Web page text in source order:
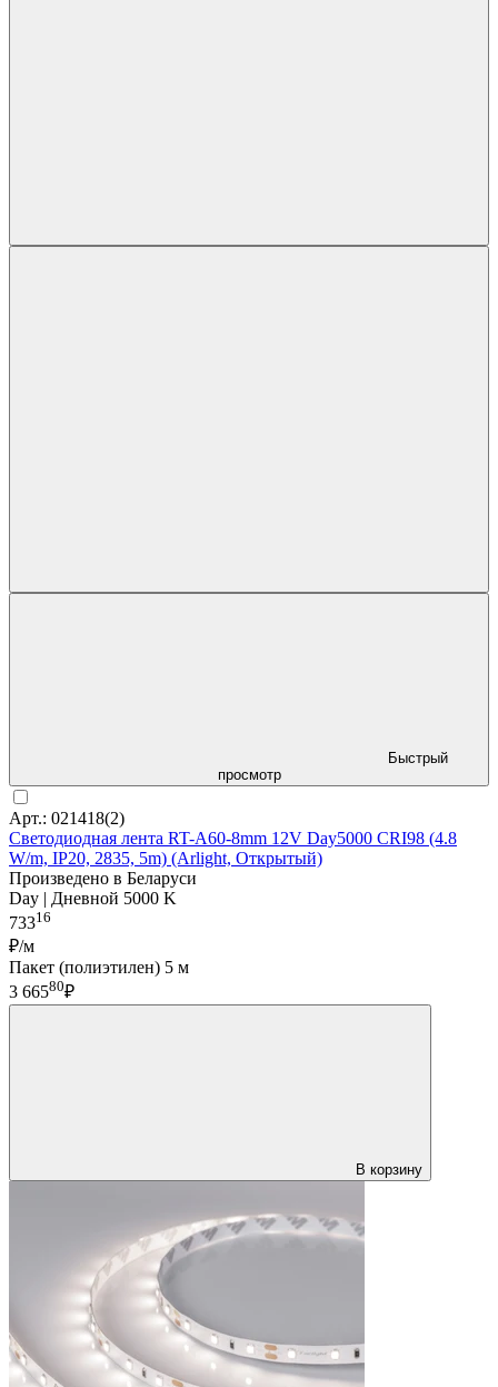
Быстрый
просмотр
Арт.: 021418(2)
Светодиодная лента RT-A60-8mm 12V Day5000 CRI98 (4.8
W/m, IP20, 2835, 5m) (Arlight, Открытый)
Произведено в Беларуси
Day | Дневной 5000 K
73316
₽/м
Пакет (полиэтилен) 5 м
3 66580₽
В корзину